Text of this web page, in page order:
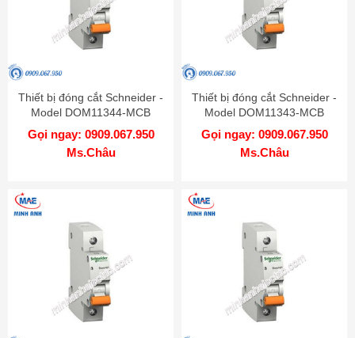
Thiết bị đóng cắt Schneider -
Model DOM11344-MCB
Gọi ngay: 0909.067.950
Ms.Châu
Thiết bị đóng cắt Schneider -
Model DOM11343-MCB
Gọi ngay: 0909.067.950
Ms.Châu